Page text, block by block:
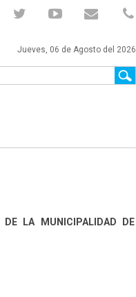
Jueves, 06 de Agosto del 2026
LA MUNICIPALIDAD DE